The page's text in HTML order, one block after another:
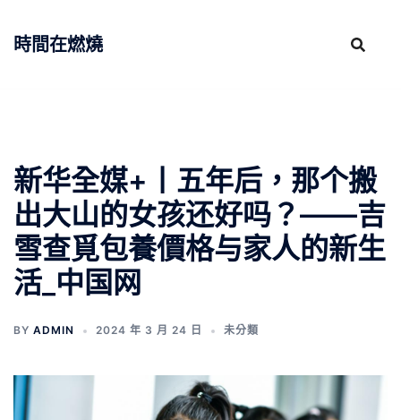
時間在燃燒
新华全媒+丨五年后，那个搬
出大山的女孩还好吗？——吉
雪查覓包養價格与家人的新生
活_中国网
BY ADMIN 2024 年 3 月 24 日 未分類